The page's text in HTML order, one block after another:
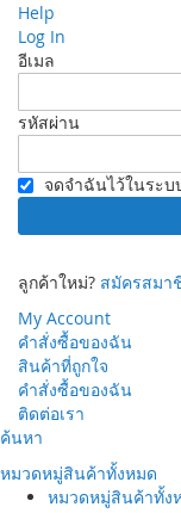
Help
Log In
อีเมล
รหัสผ่าน
จดจำฉันไว้ในระบ
ลูกค้าใหม่? สมัครสมา
My Account
คำสั่งซื้อของฉัน
สินค้าที่ถูกใจ
คำสั่งซื้อของฉัน
ติดต่อเรา
ข้าม
ที่
เนื้อหา
ค้นหา
หมวดหมู่สินค้าทั้งหมด
หมวดหมู่สินค้าทั้ง